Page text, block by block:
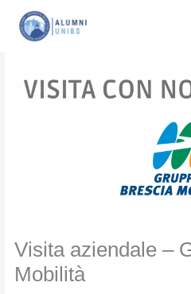
Visita aziendale –
Mobilità